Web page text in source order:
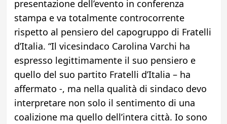
presentazione dell’evento in conferenza
stampa e va totalmente controcorrente
rispetto al pensiero del capogruppo di Fratelli
d’Italia. “Il vicesindaco Carolina Varchi ha
espresso legittimamente il suo pensiero e
quello del suo partito Fratelli d’Italia – ha
affermato -, ma nella qualità di sindaco devo
interpretare non solo il sentimento di una
coalizione ma quello dell’intera città. Io sono